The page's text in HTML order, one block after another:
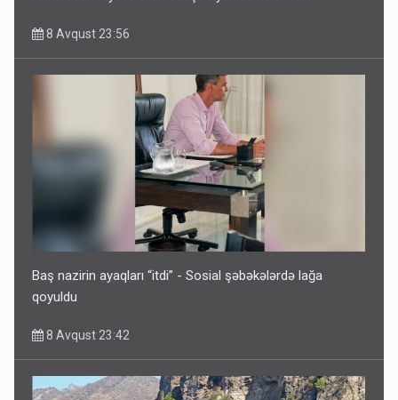
İrəvan dünyaya Azərbaycan üzərindən çıxır – Mühüm
8 Avqust 23:19
8 Avqust 23:56
Baş nazirin ayaqları “itdi” - Sosial şəbəkələrdə lağa
qoyuldu
8 Avqust 23:42